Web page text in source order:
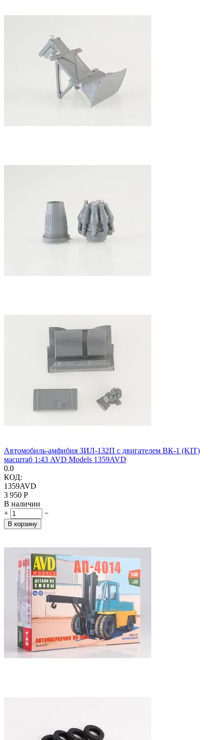
Автомобиль-амфибия ЗИЛ-132П с двигателем ВК-1 (KIT)
масштаб 1:43 AVD Models 1359AVD
0.0
КОД:
1359AVD
3 950 Р
В наличии
+
−
В корзину